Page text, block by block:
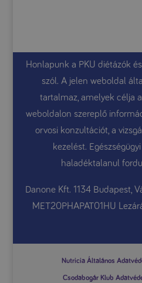
Honlapunk a PKU diétázók
szól. A jelen weboldal
tartalmaz, amelyek célja
weboldalon szereplő
orvosi konzultációt, a
kezelést.
haladéktalanul
Danone Kft. 1134 Budapest,
MET20PHAPAT01HU
Nutricia Általános
Csodabogár Klub